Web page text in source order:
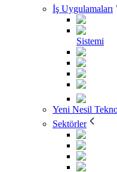
İş Uygulamaları
Sistemi
Yeni Nesil
Sektörler